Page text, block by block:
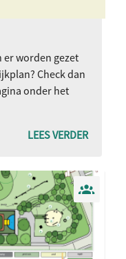
er worden gezet
Check dan
onder het
LEES VERDER